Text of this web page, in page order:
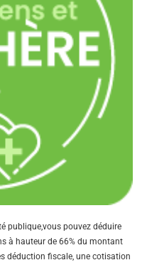
publique,vous pouvez déduire
à hauteur de 66% du montant
déduction fiscale, une cotisation